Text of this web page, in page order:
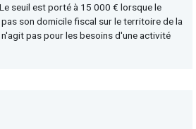
seuil est porté à 15 000 € lorsque le
son domicile fiscal sur le territoire de la
pas pour les besoins d'une activité